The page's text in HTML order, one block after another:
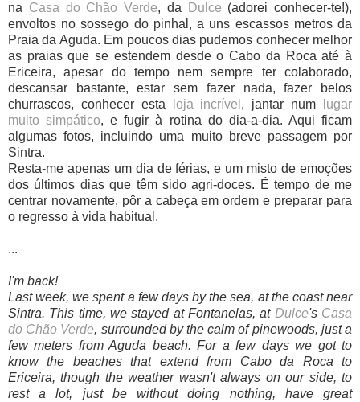
na Casa do Chão Verde, da Dulce (adorei conhecer-te!),
envoltos no sossego do pinhal, a uns escassos metros da
Praia da Aguda. Em poucos dias pudemos conhecer melhor
as praias que se estendem desde o Cabo da Roca até à
Ericeira, apesar do tempo nem sempre ter colaborado,
descansar bastante, estar sem fazer nada, fazer belos
churrascos, conhecer esta
loja incrível , jantar num
lugar
muito simpático, e fugir à rotina do dia-a-dia. Aqui ficam
algumas fotos, incluindo uma muito breve passagem por
Sintra.
Resta-me apenas um dia de férias, e um misto de emoções
dos últimos dias que têm sido agri-doces. É tempo de me
centrar novamente, pôr a cabeça em ordem e preparar para
o regresso à vida habitual.
...
I'm back!
Last week, we spent a few days by the sea, at the coast near
Sintra. This time, we stayed at Fontanelas, at Dulce's Casa
do Chão Verde, surrounded by the calm of pinewoods, just a
few meters from Aguda beach. For a few days we got to
know the beaches that extend from Cabo da Roca to
Ericeira, though the weather wasn't always on our side, to
rest a lot, just be without doing nothing, have great